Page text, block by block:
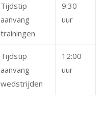
Tijdstip
aanvang
trainingen
9:30
uur
Tijdstip
aanvang
wedstrijden
12:00
uur